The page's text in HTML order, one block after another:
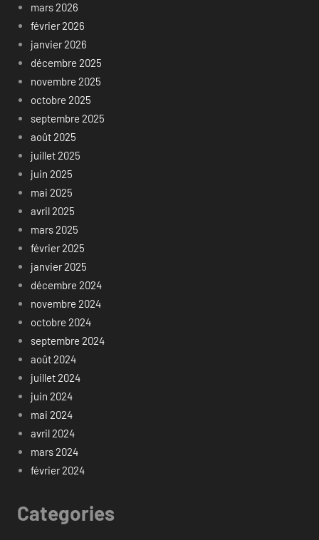
mars 2026
février 2026
janvier 2026
décembre 2025
novembre 2025
octobre 2025
septembre 2025
août 2025
juillet 2025
juin 2025
mai 2025
avril 2025
mars 2025
février 2025
janvier 2025
décembre 2024
novembre 2024
octobre 2024
septembre 2024
août 2024
juillet 2024
juin 2024
mai 2024
avril 2024
mars 2024
février 2024
Categories